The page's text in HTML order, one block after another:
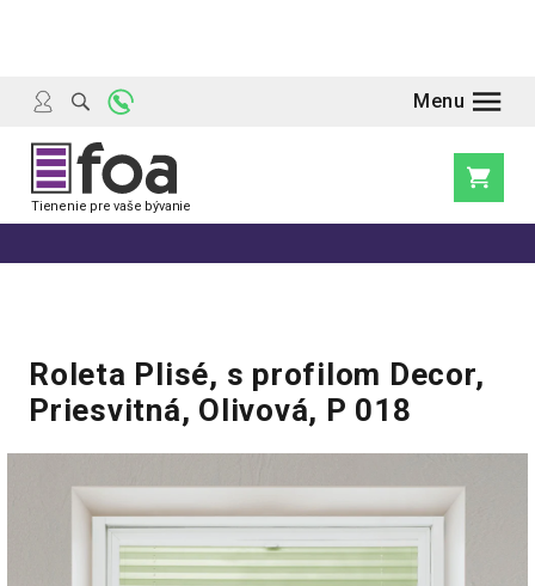
Roleta Plisé, s profilom Decor,
Priesvitná, Olivová, P 018